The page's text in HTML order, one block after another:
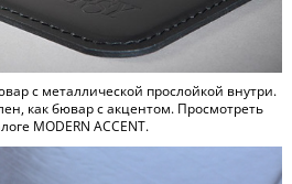
с металлической прослойкой внутри.
как бювар с акцентом. Просмотреть
MODERN ACCENT.